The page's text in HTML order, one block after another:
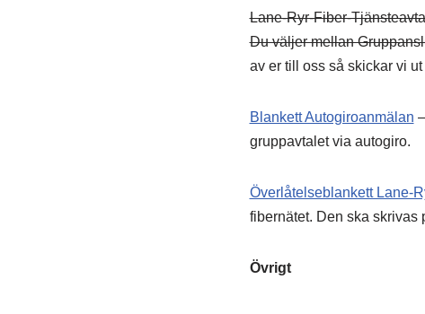
Lane-Ryr-Fiber-
Du väljer mellan
av er till oss så skickar vi
Blankett Autogiroanmälan
gruppavtalet via autogiro.
Överlåtelseblankett Lane-
fibernätet. Den ska skrivas
Övrigt